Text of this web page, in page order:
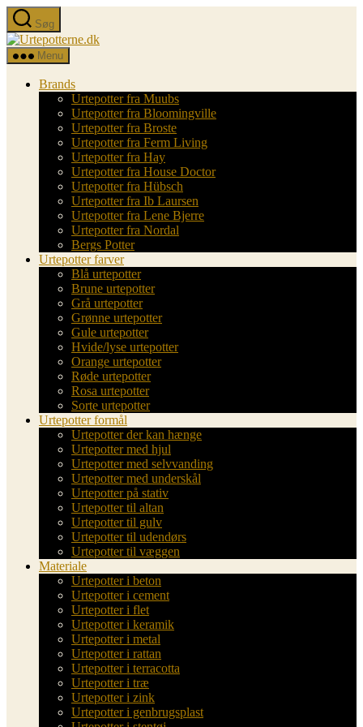
Spring
til
indholdet
Søg
Urtepotterne.dk
Menu
Brands
Urtepotter fra Muubs
Urtepotter fra Bloomingville
Urtepotter fra Broste
Urtepotter fra Ferm Living
Urtepotter fra Hay
Urtepotter fra House Doctor
Urtepotter fra Hübsch
Urtepotter fra Ib Laursen
Urtepotter fra Lene Bjerre
Urtepotter fra Nordal
Bergs Potter
Urtepotter farver
Blå urtepotter
Brune urtepotter
Grå urtepotter
Grønne urtepotter
Gule urtepotter
Hvide/lyse urtepotter
Orange urtepotter
Røde urtepotter
Rosa urtepotter
Sorte urtepotter
Urtepotter formål
Urtepotter der kan hænge
Urtepotter med hjul
Urtepotter med selvvanding
Urtepotter med underskål
Urtepotter på stativ
Urtepotter til altan
Urtepotter til gulv
Urtepotter til udendørs
Urtepotter til væggen
Materiale
Urtepotter i beton
Urtepotter i cement
Urtepotter i flet
Urtepotter i keramik
Urtepotter i metal
Urtepotter i rattan
Urtepotter i terracotta
Urtepotter i træ
Urtepotter i zink
Urtepotter i genbrugsplast